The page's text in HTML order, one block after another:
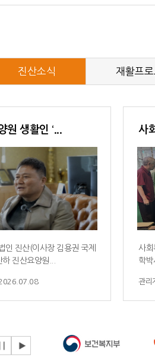
진산소식 재활프
원 생활인 ‘...
인 진산(이사장 김용권 국제
진산요양원...
사
사회
학
관